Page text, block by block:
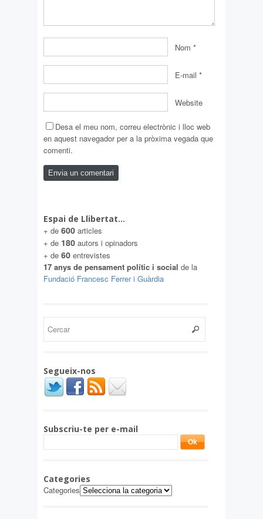
Nom *
E-mail *
Website
Desa el meu nom, correu electrònic i lloc web
en aquest navegador per a la pròxima vegada que
comenti.
Espai de Llibertat…
+ de 600 articles
+ de 180 autors i opinadors
+ de 60 entrevistes
17 anys de pensament polític i social de la
Fundació Francesc Ferrer i Guàrdia
Segueix-nos
Subscriu-te per e-mail
Categories
Categories